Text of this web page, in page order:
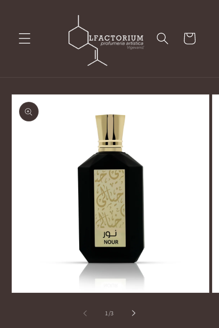
Carrello
Passa alle
informazioni
sul prodotto
1/su
3